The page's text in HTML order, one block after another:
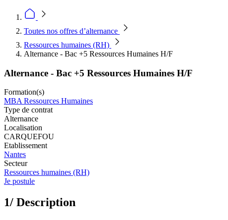
Toutes nos offres d’alternance
Ressources humaines (RH)
Alternance - Bac +5 Ressources Humaines H/F
Alternance - Bac +5 Ressources Humaines H/F
Formation(s)
MBA Ressources Humaines
Type de contrat
Alternance
Localisation
CARQUEFOU
Etablissement
Nantes
Secteur
Ressources humaines (RH)
Je postule
1/ Description